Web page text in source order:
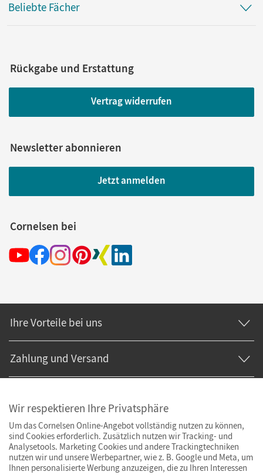
Beliebte Fächer
Rückgabe und Erstattung
Vertrag widerrufen
Newsletter abonnieren
Jetzt anmelden
Cornelsen bei
Ihre Vorteile bei uns
Zahlung und Versand
Wir respektieren Ihre Privatsphäre
Um das Cornelsen Online-Angebot vollständig nutzen zu können,
sind Cookies erforderlich. Zusätzlich nutzen wir Tracking- und
Analysetools. Marketing Cookies und andere Trackingtechniken
nutzen wir und unsere Werbepartner, wie z. B. Google und Meta, um
Ihnen personalisierte Werbung anzuzeigen, die zu Ihren Interessen